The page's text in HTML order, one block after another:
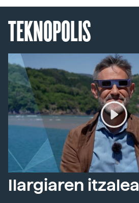
TEKNOPOLIS
Ilargiaren